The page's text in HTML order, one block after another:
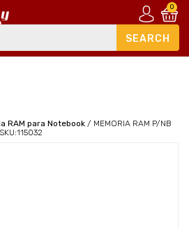
0
RAM para Notebook / MEMORIA RAM P/NB